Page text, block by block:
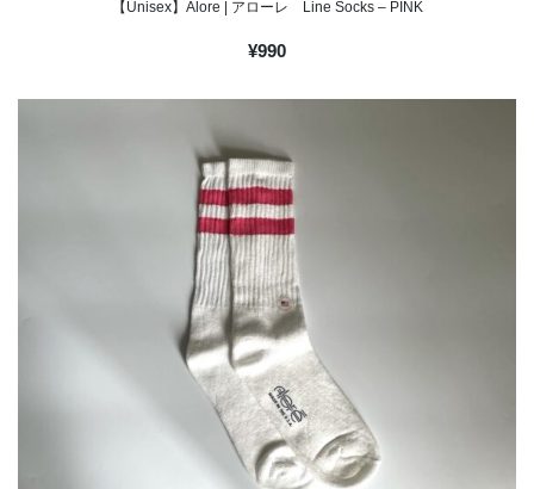
【Unisex】Alore | アローレ Line Socks – PINK
¥990